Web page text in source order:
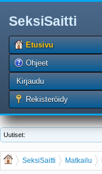
SeksiSaitti
Etusivu
Ohjeet
Kirjaudu
Rekisteröidy
Uutiset:
SeksiSaitti Matkailu